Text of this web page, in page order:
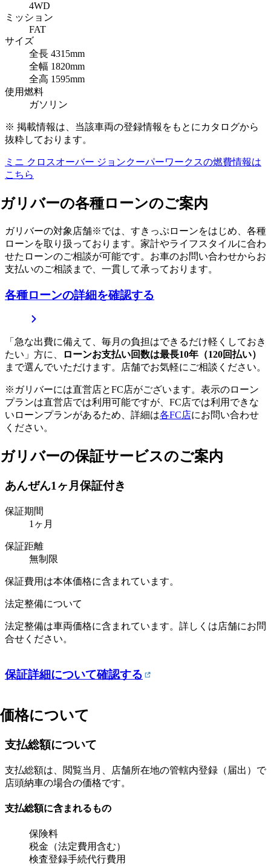
4WD
ミッション
FAT
サイズ
全長 4315mm
全幅 1820mm
全高 1595mm
使用燃料
ガソリン
※ 掲載情報は、当該車両の登録情報をもとにカタログから
抜粋しております。
ミニ クロスオーバー ジョンクーパーワークスの燃費情報は
こちら
ガリバーの各種ローンのご案内
ガリバーの対象店舗※では、すきっぷローンをはじめ、各種
ローンを取り扱っております。家計やライフスタイルに合わ
せたローンのご相談が可能です。お車のお問い合わせからお
支払いのご相談まで、一貫して承っております。
各種ローンの詳細を確認する
「急な出費に備えて、毎月の負担はできるだけ軽くしておき
たい」方に、
ローンお支払い回数は最長10年（120回払い）
まで選んでいただけます。店舗でお気軽にご相談ください。
※ガリバーには直営店とFC店がございます。表示のローン
プランは直営店では利用可能ですが、FC店では利用できな
いローンプランがあるため、詳細は各FC店にお問い合わせ
ください。
ガリバーの保証サービスのご案内
あんぜん1ヶ月保証付き
保証期間
1 ヶ月
保証距離
無制限
保証費用は本体価格に含まれています。
法定整備について
法定整備は車両価格に含まれています。詳しくは店舗にお問
合せください。
保証詳細について確認する
価格について
支払総額について
支払総額は、閲覧当月、店舗所在地の管轄内登録（届出）で
店頭納車の場合の価格です。
支払総額に含まれるもの
保険料
税金（法定費用含む）
検査登録手続代行費用